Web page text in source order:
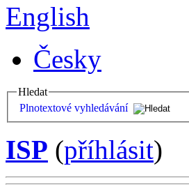
English
Česky
Hledat
Plnotextové vyhledávání
ISP (příhlásit)